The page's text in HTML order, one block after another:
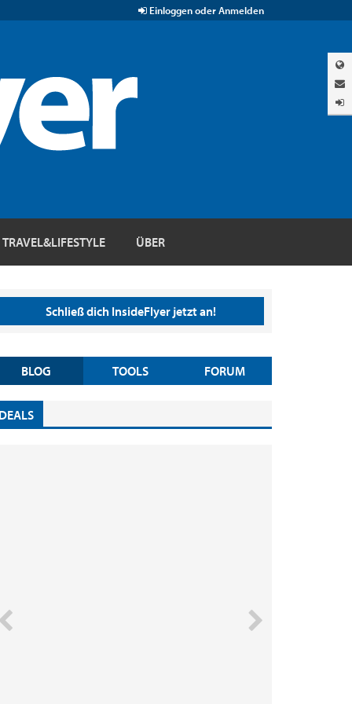
Einloggen oder Anmelden
TRAVEL&LIFESTYLE ÜBER
Schließ dich InsideFlyer jetzt an!
BLOG TOOLS FORUM
DEALS